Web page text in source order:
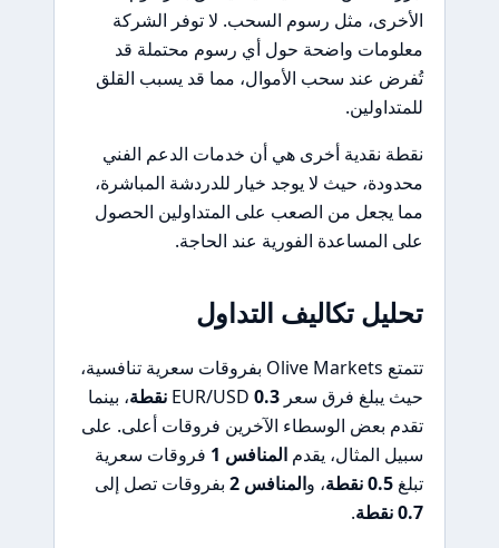
الأخرى، مثل رسوم السحب. لا توفر الشركة
معلومات واضحة حول أي رسوم محتملة قد
تُفرض عند سحب الأموال، مما قد يسبب القلق
للمتداولين.
نقطة نقدية أخرى هي أن خدمات الدعم الفني
محدودة، حيث لا يوجد خيار للدردشة المباشرة،
مما يجعل من الصعب على المتداولين الحصول
على المساعدة الفورية عند الحاجة.
تحليل تكاليف التداول
تتمتع Olive Markets بفروقات سعرية تنافسية،
حيث يبلغ فرق سعر EUR/USD0.3 نقطة
، بينما
تقدم بعض الوسطاء الآخرين فروقات أعلى. على
سبيل المثال، يقدمالمنافس 1
فروقات سعرية
تبلغ0.5 نقطة ، والمنافس 2
بفروقات تصل إلى
0.7 نقطة
.